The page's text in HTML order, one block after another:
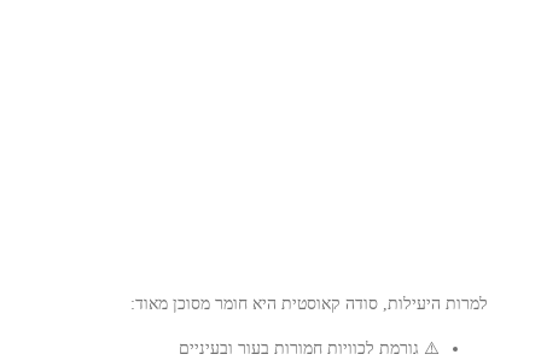
למרות היעילות, סודה קאוסטית היא חומר מסוכן מאוד:
⚠️ גורמת לכוויות חמורות בעור ובעיניים